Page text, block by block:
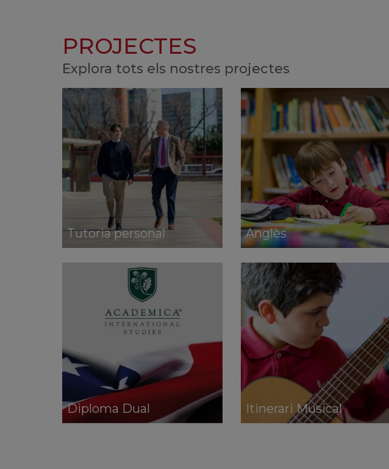
PROJECTES
Explora tots els nostres projectes
Tutoria personal Anglès
Diploma Dual Itinerari Musical